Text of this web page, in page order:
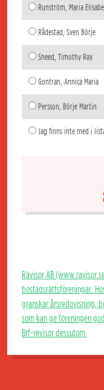
Runström, Maria
Rådestad, Sven Börje
Sneed, Timothy Ray
Gontran, Annica Maria
Persson, Börje Martin
Jag finns inte med i
Rävisor AB
bostadsrättsföreningar.
granskar årsredovisning,
som kan ge föreningen
Brf-revisor dessutom.